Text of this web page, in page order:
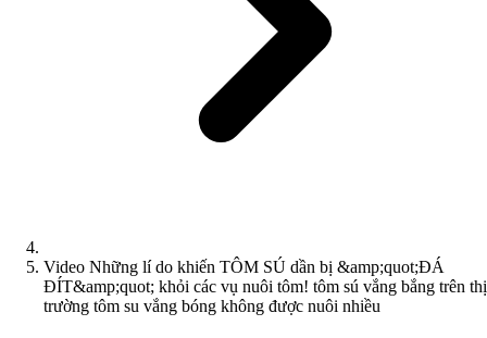
Video Những lí do khiến TÔM SÚ dần bị &amp;quot;ĐÁ
ĐÍT&amp;quot; khỏi các vụ nuôi tôm! tôm sú vắng bắng trên thị
trường tôm su vắng bóng không được nuôi nhiều